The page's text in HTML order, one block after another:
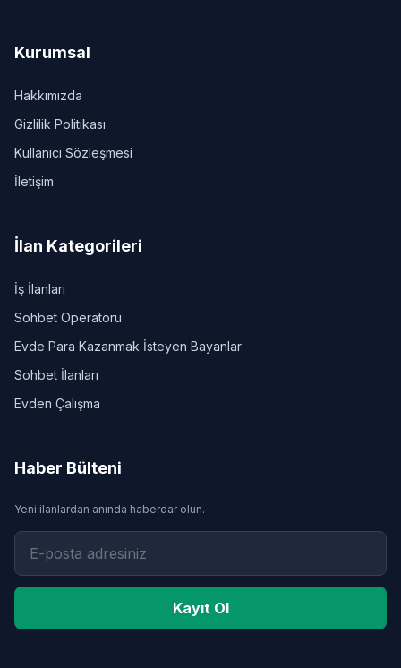
Kurumsal
Hakkımızda
Gizlilik Politikası
Kullanıcı Sözleşmesi
İletişim
İlan Kategorileri
İş İlanları
Sohbet Operatörü
Evde Para Kazanmak İsteyen Bayanlar
Sohbet İlanları
Evden Çalışma
Haber Bülteni
Yeni ilanlardan anında haberdar olun.
Kayıt Ol